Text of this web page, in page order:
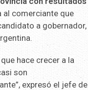
al comerciante que
a gobernador,
hace crecer a la
son
expresó el jefe de